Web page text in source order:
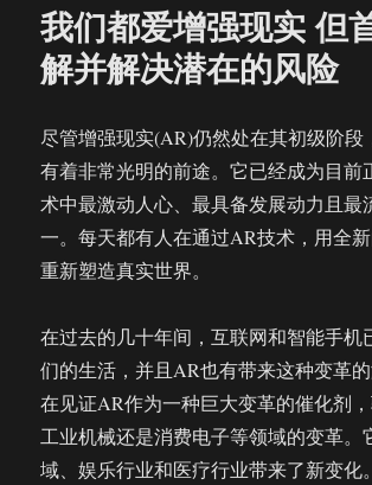
画
面
棒，
互
渣，
手
机
烫
网
易
款
ARKit
游
戏
体
验
记
我们都爱增强现实 但
解并解决潜在的风险
尽管增强现实(AR)仍然处在其初级阶段
有着非常光明的前途。它已经成为目前
术中最激动人心、最具备发展动力且最
一。每天都有人在通过AR技术，用全
重新塑造真实世界。
在过去的几十年间，互联网和智能手机
们的生活，并且AR也有带来这种变革
在见证AR作为一种巨大变革的催化剂
工业机械还是消费电子等领域的变革。
域、娱乐行业和医疗行业带来了新变化。